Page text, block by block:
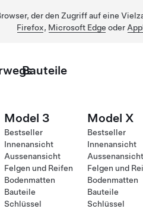
der den Zugriff auf eine
Firefox, Microsoft Edge oder
Bauteile
Model 3
Bestseller
Innenansicht
Aussenansicht
Felgen und Reifen
Bodenmatten
Bauteile
Schlüssel
Model X
Bestseller
Innenansicht
Aussenansicht
Felgen und
Bodenmatten
Bauteile
Schlüssel